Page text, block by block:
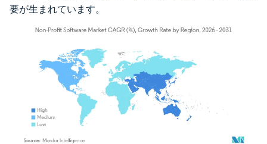
要が生まれています。